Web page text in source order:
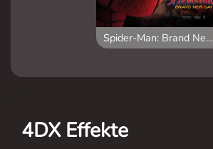
Spider-Man: Brand New Day
4DX Effekte